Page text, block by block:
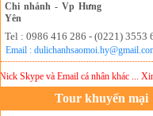
Chi nhánh - Vp Hưng
Yên
Tel : 0986 416 286 - (0221) 3553
Email :
và Email cá nhân khác ... Xin
Tour khuyến mại